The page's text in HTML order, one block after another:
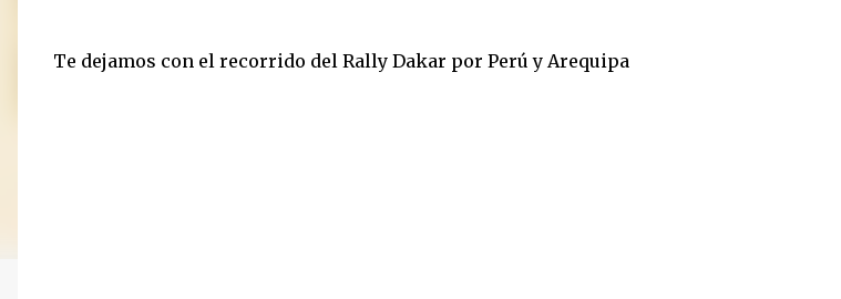
Te dejamos con el recorrido del Rally Dakar por Perú y Arequipa